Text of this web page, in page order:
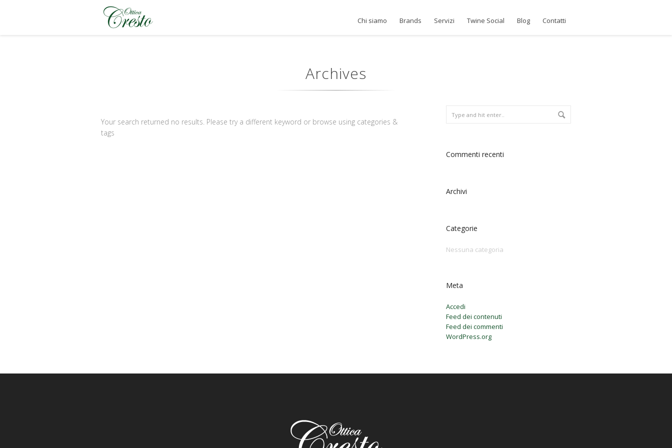
Chi siamo Brands Servizi Twine Social Blog Contatti
Archives
Your search returned no results. Please try a different keyword or browse using categories &
tags
Commenti recenti
Archivi
Categorie
Nessuna categoria
Meta
Accedi
Feed dei contenuti
Feed dei commenti
WordPress.org